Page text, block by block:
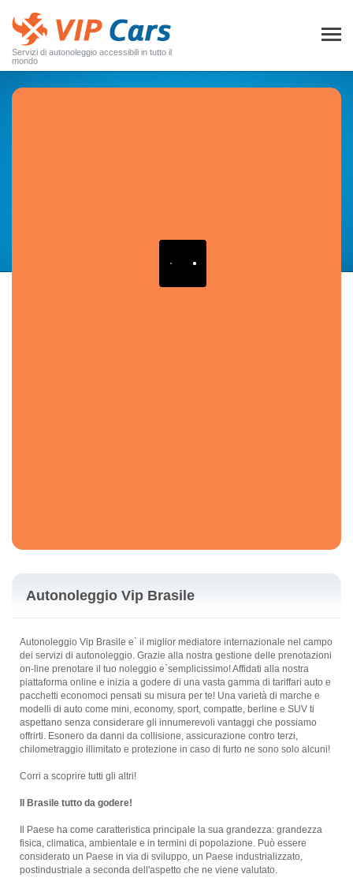
Servizi di autonoleggio accessibili in tutto il
mondo
Autonoleggio Vip Brasile
Autonoleggio Vip Brasile e` il miglior mediatore internazionale nel campo
dei servizi di autonoleggio. Grazie alla nostra gestione delle prenotazioni
on-line prenotare il tuo noleggio e`semplicissimo! Affidati alla nostra
piattaforma online e inizia a godere di una vasta gamma di tariffari auto e
pacchetti economoci pensati su misura per te! Una varietà di marche e
modelli di auto come mini, economy, sport, compatte, berline e SUV ti
aspettano senza considerare gli innumerevoli vantaggi che possiamo
offrirti. Esonero da danni da collisione, assicurazione contro terzi,
chilometraggio illimitato e protezione in caso di furto ne sono solo alcuni!
Corri a scoprire tutti gli altri!
Il Brasile tutto da godere!
Il Paese ha come caratteristica principale la sua grandezza: grandezza
fisica, climatica, ambientale e in termini di popolazione. Può essere
considerato un Paese in via di sviluppo, un Paese industrializzato,
postindustriale a seconda dell'aspetto che ne viene valutato.